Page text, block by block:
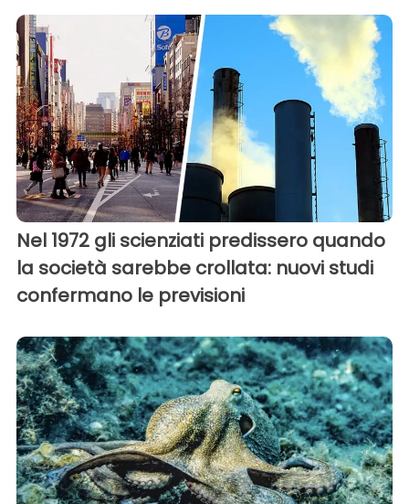
Nel 1972 gli scienziati predissero quando
la società sarebbe crollata: nuovi studi
confermano le previsioni